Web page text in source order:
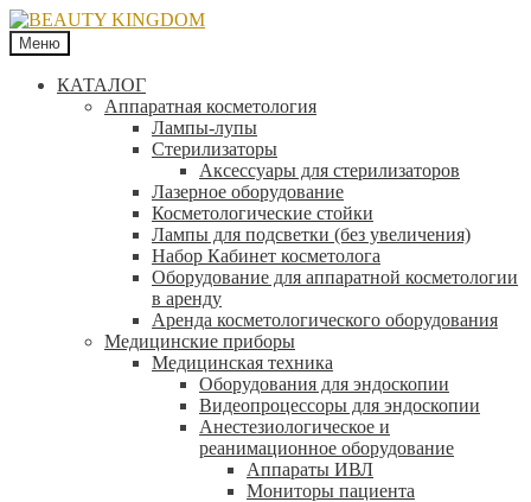
Меню
КАТАЛОГ
Аппаратная косметология
Лампы-лупы
Стерилизаторы
Аксессуары для стерилизаторов
Лазерное оборудование
Косметологические стойки
Лампы для подсветки (без увеличения)
Набор Кабинет косметолога
Оборудование для аппаратной косметологии
в аренду
Аренда косметологического оборудования
Медицинские приборы
Медицинская техника
Оборудования для эндоскопии
Видеопроцессоры для эндоскопии
Анестезиологическое и
реанимационное оборудование
Аппараты ИВЛ
Мониторы пациента